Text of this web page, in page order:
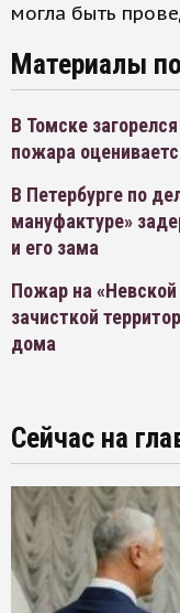
могла быть
Материалы
В Томске
пожара
В Петербурге по
мануфактуре»
и его зама
Пожар на
зачисткой
дома
Сейчас на